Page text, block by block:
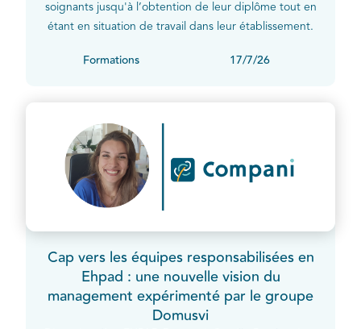
soignants jusqu'à l’obtention de leur diplôme tout en
étant en situation de travail dans leur établissement.
Formations 17/7/26
Cap vers les équipes responsabilisées en
Ehpad : une nouvelle vision du
management expérimenté par le groupe
Domusvi